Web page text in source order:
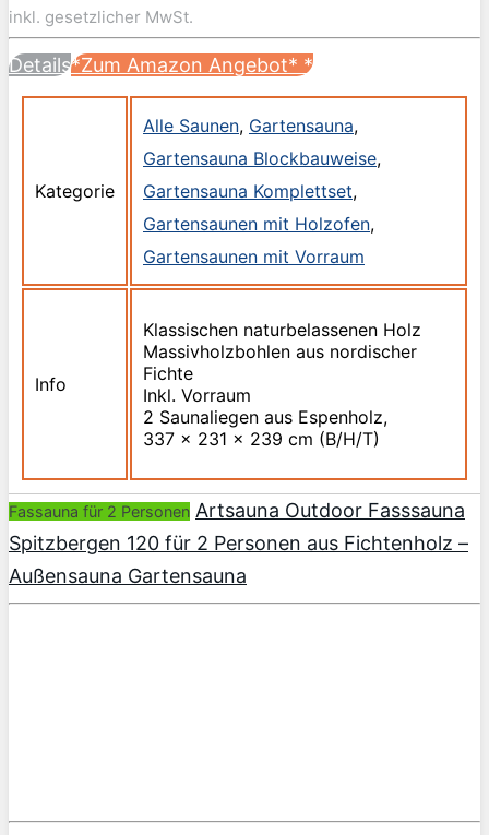
inkl. gesetzlicher MwSt.
Details*Zum Amazon Angebot* *
Kategorie
Alle Saunen, Gartensauna,
Gartensauna Blockbauweise,
Gartensauna Komplettset,
Gartensaunen mit Holzofen,
Gartensaunen mit Vorraum
Info
Klassischen naturbelassenen Holz
Massivholzbohlen aus nordischer
Fichte
Inkl. Vorraum
2 Saunaliegen aus Espenholz,
337 x 231 x 239 cm (B/H/T)
Fassauna für 2 Personen Artsauna Outdoor Fasssauna
Spitzbergen 120 für 2 Personen aus Fichtenholz –
Außensauna Gartensauna